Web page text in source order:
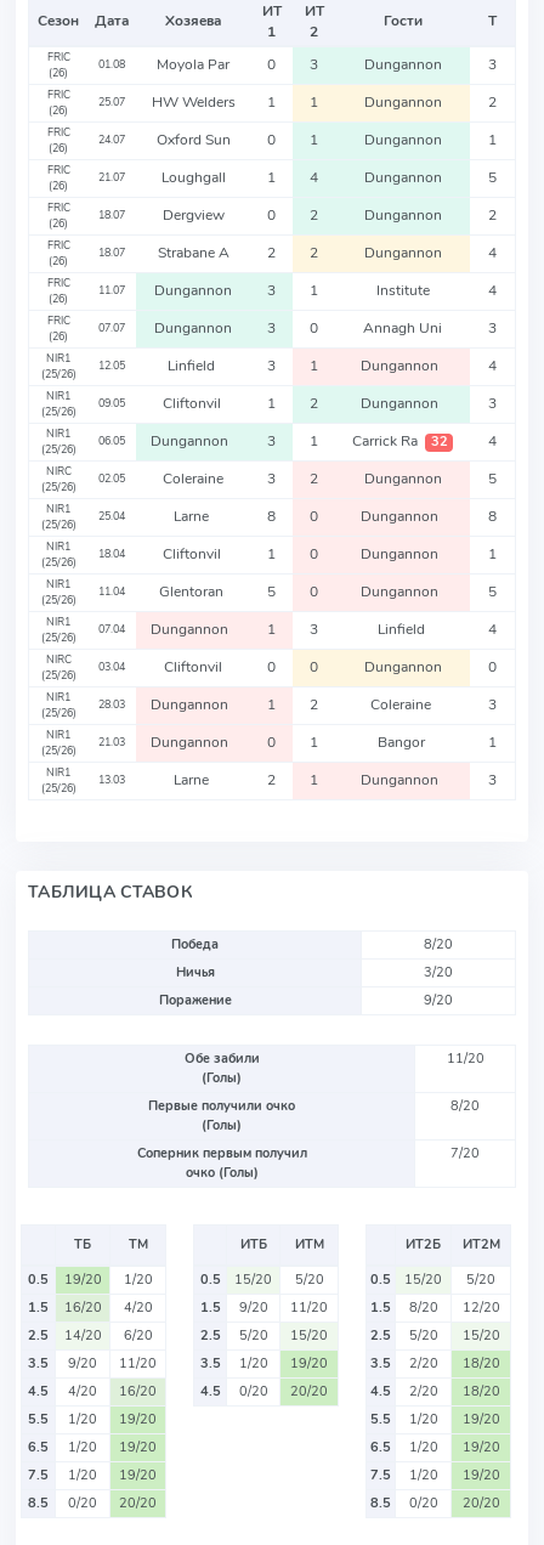
Сезон Дата Хозяева
ИТ
1
ИТ
2
Гости Т
FRIC
(26)
01.08 Moyola Par 0 3 Dungannon 3
FRIC
(26)
25.07 HW Welders 1 1 Dungannon 2
FRIC
(26)
24.07 Oxford Sun 0 1 Dungannon 1
FRIC
(26)
21.07 Loughgall 1 4 Dungannon 5
FRIC
(26)
18.07 Dergview 0 2 Dungannon 2
FRIC
(26)
18.07 Strabane A 2 2 Dungannon 4
FRIC
(26)
11.07 Dungannon 3 1 Institute 4
FRIC
(26)
07.07 Dungannon 3 0 Annagh Uni 3
NIR1
(25/26)
12.05 Linfield 3 1 Dungannon 4
NIR1
(25/26)
09.05 Cliftonvil 1 2 Dungannon 3
NIR1
(25/26)
06.05 Dungannon 3 1 Carrick Ra 32 4
NIRC
(25/26)
02.05 Coleraine 3 2 Dungannon 5
NIR1
(25/26)
25.04 Larne 8 0 Dungannon 8
NIR1
(25/26)
18.04 Cliftonvil 1 0 Dungannon 1
NIR1
(25/26)
11.04 Glentoran 5 0 Dungannon 5
NIR1
(25/26)
07.04 Dungannon 1 3 Linfield 4
NIRC
(25/26)
03.04 Cliftonvil 0 0 Dungannon 0
NIR1
(25/26)
28.03 Dungannon 1 2 Coleraine 3
NIR1
(25/26)
21.03 Dungannon 0 1 Bangor 1
NIR1
(25/26)
13.03 Larne 2 1 Dungannon 3
ТАБЛИЦА СТАВОК
Победа
8/20
Ничья
3/20
Поражение
9/20
Обе забили
(Голы)
11/20
Первые получили очко
(Голы)
8/20
Соперник первым получил
очко (Голы)
7/20
ТБ
ТМ
0.5
19/20
1/20
1.5
16/20
4/20
2.5
14/20
6/20
3.5
9/20
11/20
4.5
4/20
16/20
5.5
1/20
19/20
6.5
1/20
19/20
7.5
1/20
19/20
8.5
0/20 20/20
ИТБ
ИТМ
0.5
15/20
5/20
1.5
9/20
11/20
2.5
5/20
15/20
3.5
1/20
19/20
4.5
0/20 20/20
ИТ2Б
ИТ2М
0.5
15/20
5/20
1.5
8/20
12/20
2.5
5/20
15/20
3.5
2/20
18/20
4.5
2/20
18/20
5.5
1/20
19/20
6.5
1/20
19/20
7.5
1/20
19/20
8.5
0/20 20/20